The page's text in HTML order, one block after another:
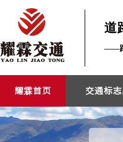
道
——路
耀霖首页 交通标